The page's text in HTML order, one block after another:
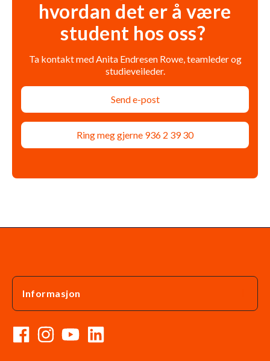
hvordan det er å være
student hos oss?
Ta kontakt med Anita Endresen Rowe, teamleder og
studieveileder.
Send e-post
Ring meg gjerne 936 2 39 30
Informasjon